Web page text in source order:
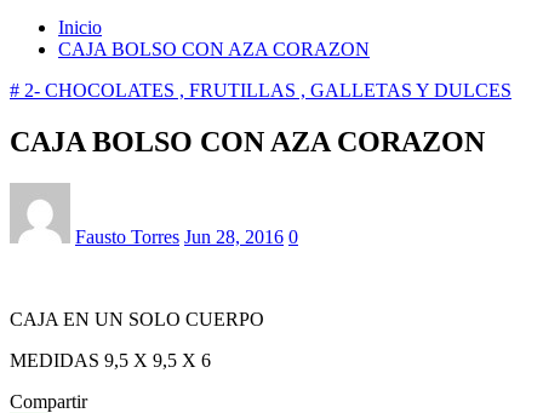
Inicio
CAJA BOLSO CON AZA CORAZON
# 2- CHOCOLATES , FRUTILLAS , GALLETAS Y DULCES
CAJA BOLSO CON AZA CORAZON
Fausto Torres Jun 28, 2016 0
CAJA EN UN SOLO CUERPO
MEDIDAS 9,5 X 9,5 X 6
Compartir